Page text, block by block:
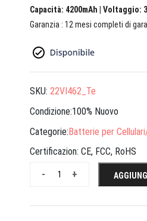
Capacità: 4200mAh | Voltaggio:
Garanzia : 12 mesi completi di
SKU: 22VI462_Te
Condizione:100% Nuovo
Categorie:Batterie per
Certificazion: CE, FCC, RoHS
+
-